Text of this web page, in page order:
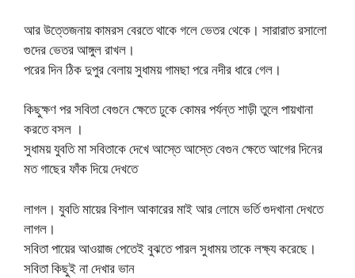
আর উত্তেজনায় কামরস বেরতে থাকে গলে ভেতর থেকে। সারারাত রসালো
গুদের ভেতর আঙ্গুল রাখল।
পরের দিন ঠিক দুপুর বেলায় সুধাময় গামছা পরে নদীর ধারে গেল।
কিছুক্ষণ পর সবিতা বেগুনে ক্ষেতে ঢুকে কোমর পর্যন্ত শাড়ী তুলে পায়খানা
করতে বসল ।
সুধাময় যুবতি মা সবিতাকে দেখে আস্তে আস্তে বেগুন ক্ষেতে আগের দিনের
মত গাছের ফাঁক দিয়ে দেখতে
লাগল। যুবতি মায়ের বিশাল আকারের মাই আর লোমে ভর্তি গুদখানা দেখতে
লাগল।
সবিতা পায়ের আওয়াজ পেতেই বুঝতে পারল সুধাময় তাকে লক্ষ্য করেছে।
সবিতা কিছুই না দেখার ভান